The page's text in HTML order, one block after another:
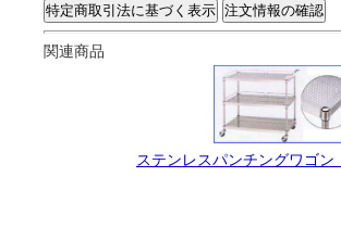
関連商品
ステンレスパンチングワゴン